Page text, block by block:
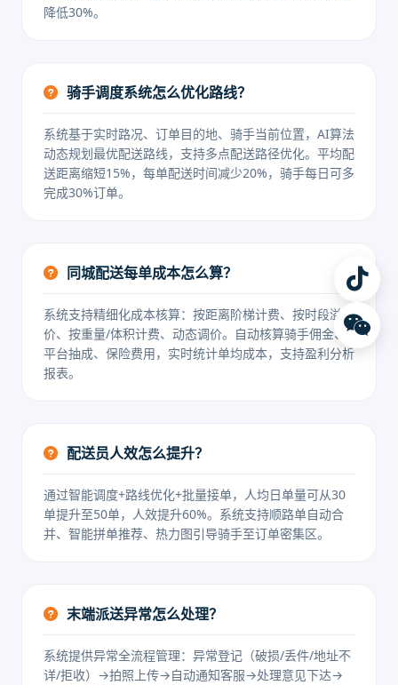
降低30%。
骑手调度系统怎么优化路线？
系统基于实时路况、订单目的地、骑手当前位置，AI算法
动态规划最优配送路线，支持多点配送路径优化。平均配
送距离缩短15%，每单配送时间减少20%，骑手每日可多
完成30%订单。
同城配送每单成本怎么算？
系统支持精细化成本核算：按距离阶梯计费、按时段溢
价、按重量/体积计费、动态调价。自动核算骑手佣金、
平台抽成、保险费用，实时统计单均成本，支持盈利分析
报表。
配送员人效怎么提升？
通过智能调度+路线优化+批量接单，人均日单量可从30
单提升至50单，人效提升60%。系统支持顺路单自动合
并、智能拼单推荐、热力图引导骑手至订单密集区。
末端派送异常怎么处理？
系统提供异常全流程管理：异常登记（破损/丢件/地址不
详/拒收）→拍照上传→自动通知客服→处理意见下达→